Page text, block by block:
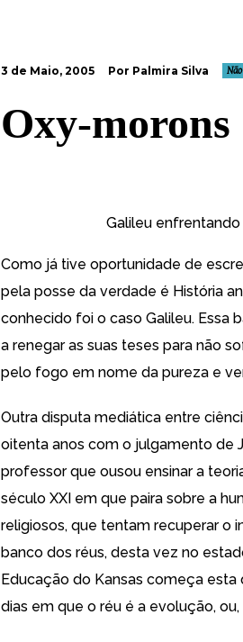
3 de Maio, 2005 Por Palmira Silva
Oxy-morons
Galileu enfrentando
Como já tive oportunidade de
pela posse da verdade é História
conhecido foi o caso Galileu. Essa
a renegar as suas teses para não
pelo fogo em nome da pureza e
Outra disputa mediática entre
oitenta anos com o julgamento de
professor que ousou ensinar a
século XXI em que paira sobre a
religiosos, que tentam recuperar o
banco dos réus, desta vez no
Educação do Kansas começa
dias em que o réu é a evolução,